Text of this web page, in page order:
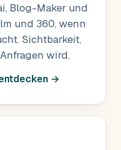
Blog-Maker und
und 360, wenn
Sichtbarkeit,
wird.
→